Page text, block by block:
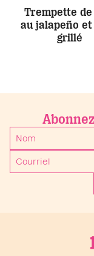
Trempette
au jalapeño
grillé